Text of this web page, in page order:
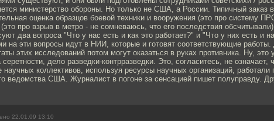
министерство обороны. Но только не США, а России. Типичный заказ
оценка образцов боевой техники и вооружения (это про систему
про взрыв в метро - не сомневаюсь, что его последствия
два вопроса "Что у нас есть и как это работает?" и "Что у них есть и
на эти вопросы идут в НИИ, которые и готовят соответствующие работы.
этих исследований потом могут оказаться в руках противника. Ну,
дело разведки-контрразведки. Это, согласитесь, не означает,
научных коллективов, используя ресурсы научных организаций, работали
ведомства США. Журналист в погоне за сенсацией пишет полуправду.
22.01.09 13:10